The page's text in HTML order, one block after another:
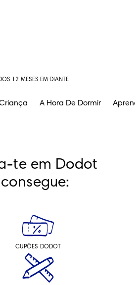
12 MESES EM DIANTE
A Hora De Dormir
te em Dodot
CUPÕES DODOT